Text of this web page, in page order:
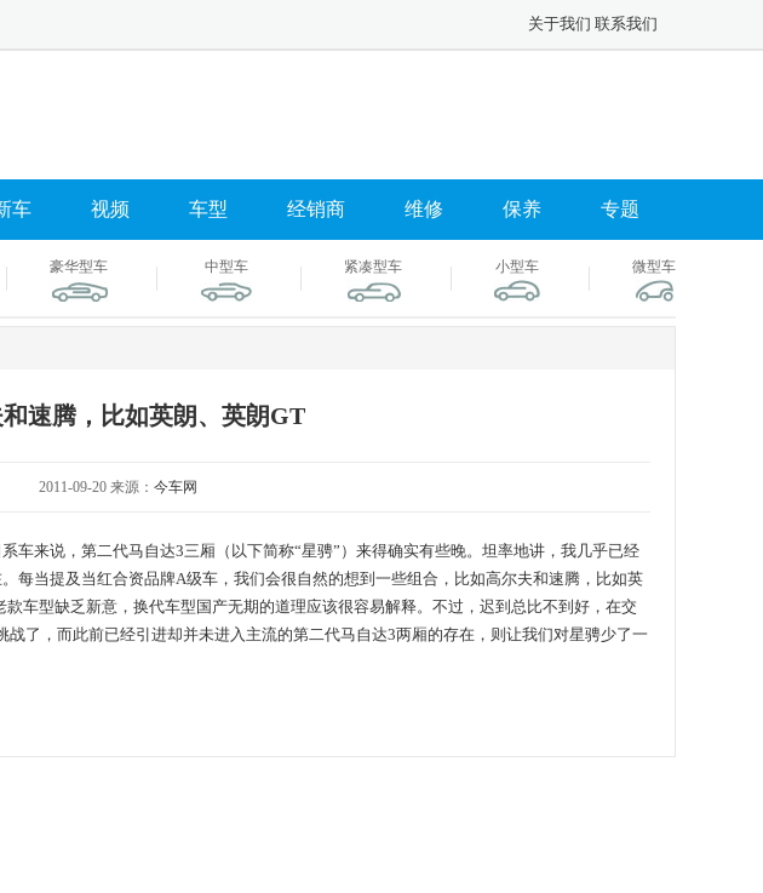
关于我们 联系我们
车 视频 车型 经销商 维修 保养 专题
微型车
小型车
紧凑型车
中型车
豪华型车
速腾，比如英朗、英朗GT
2011-09-20 来源： 今车网
车来说，第二代马自达3三厢（以下简称“星骋”）来得确实有些晚。坦率地讲，我几乎已经
每当提及当红合资品牌A级车，我们会很自然的想到一些组合，比如高尔夫和速腾，比如英
车型缺乏新意，换代车型国产无期的道理应该很容易解释。不过，迟到总比不到好，在交
了，而此前已经引进却并未进入主流的第二代马自达3两厢的存在，则让我们对星骋少了一